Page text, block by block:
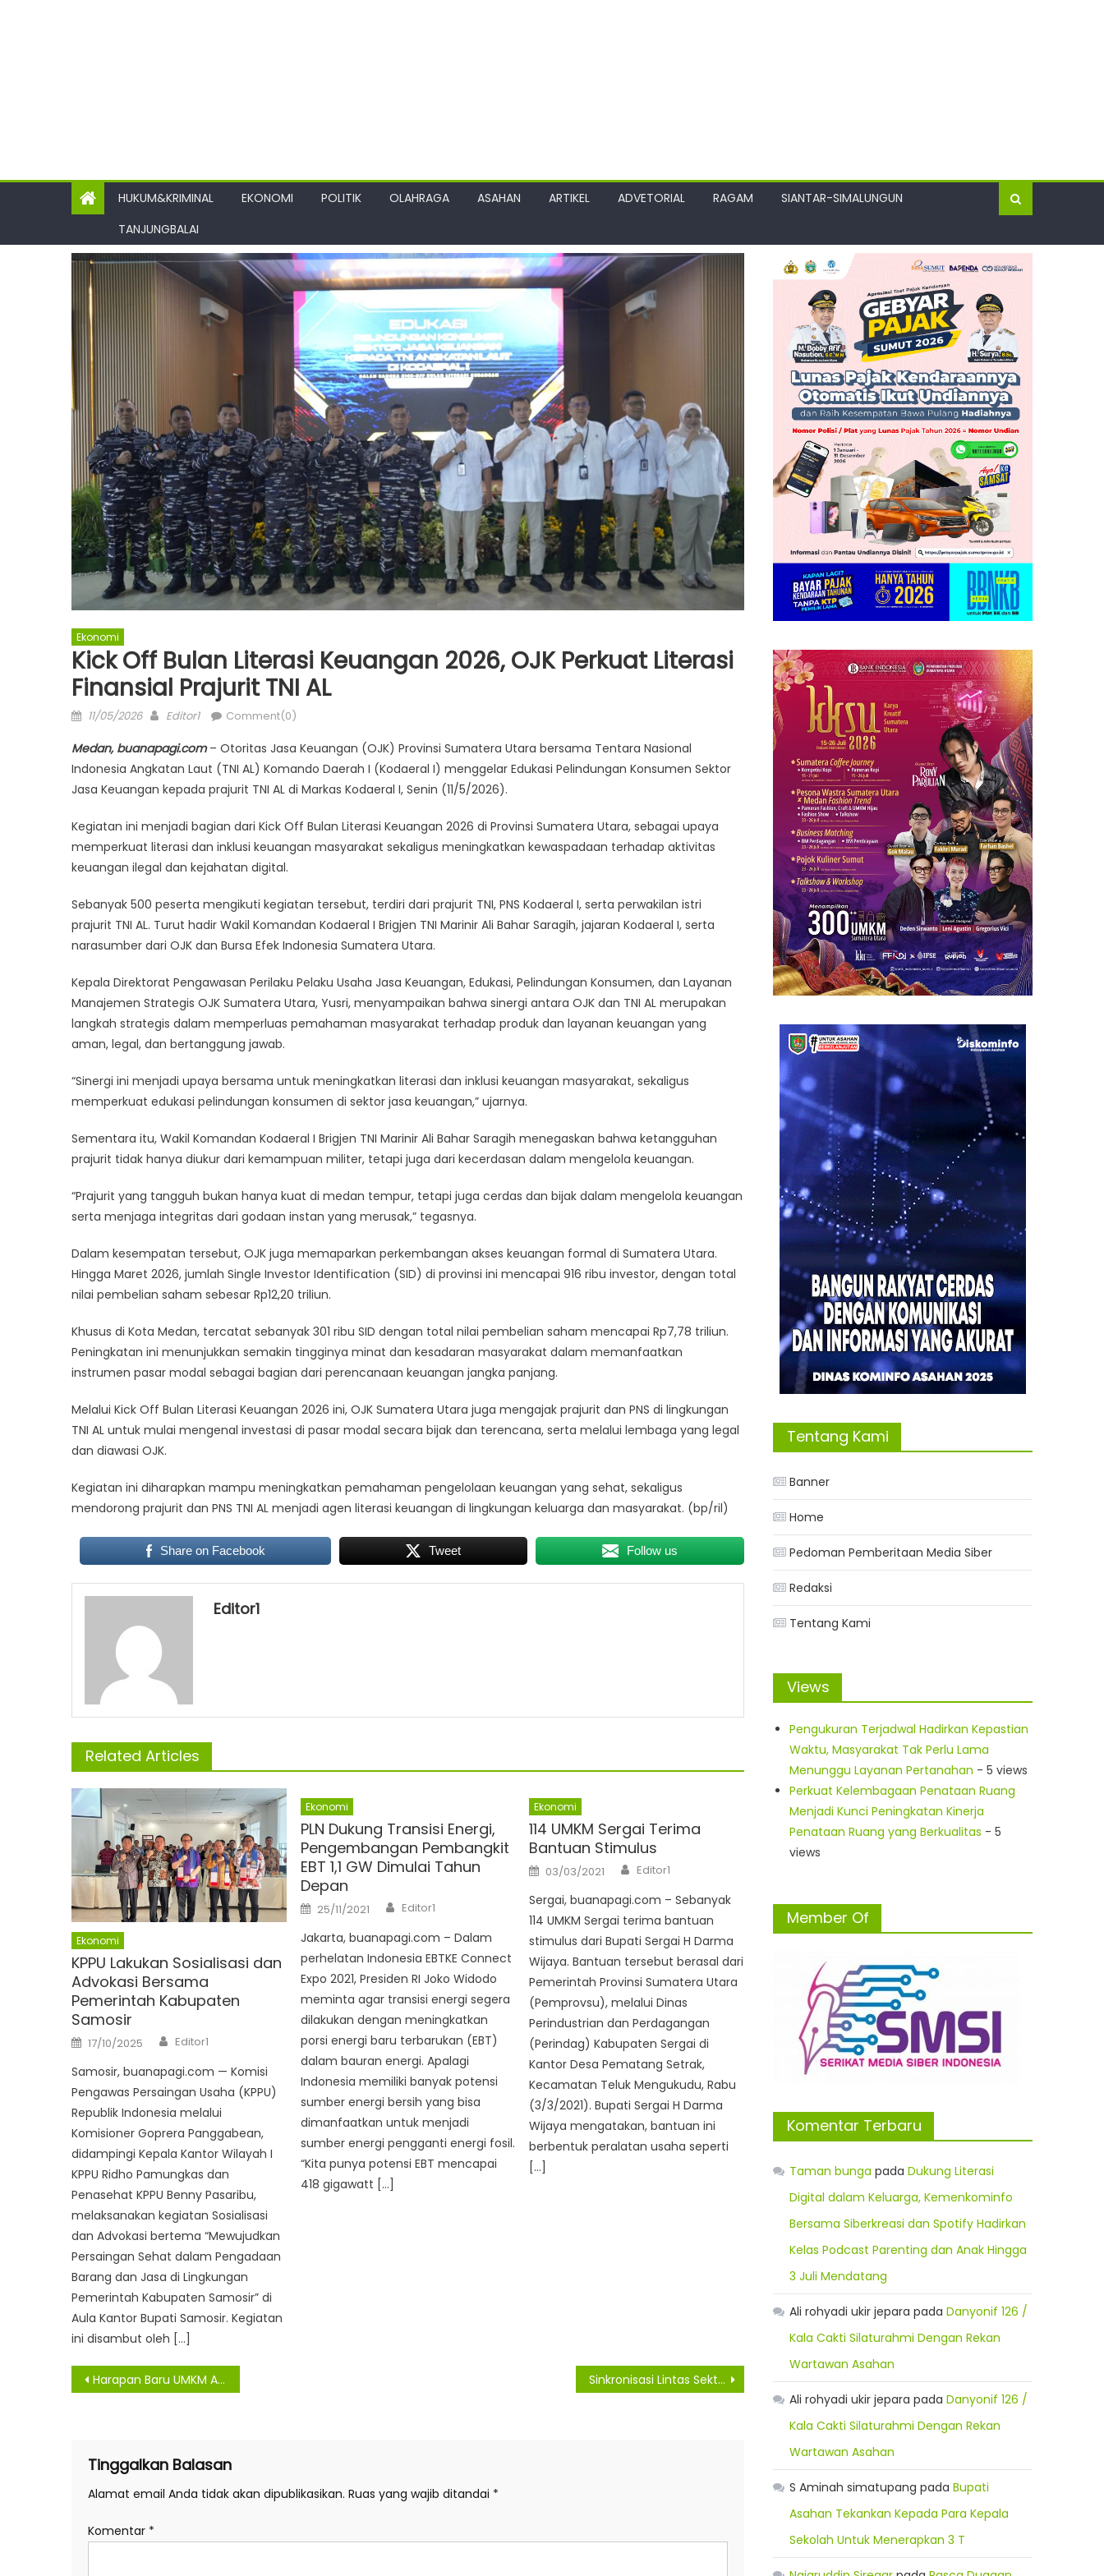
HUKUM&KRIMINAL EKONOMI POLITIK OLAHRAGA ASAHAN ARTIKEL ADVETORIAL RAGAM
SIANTAR-SIMALUNGUN
TANJUNGBALAI
Ekonomi
Kick Off Bulan Literasi Keuangan 2026, OJK Perkuat Literasi
Finansial Prajurit TNI AL
Posted
11/05/2026 Author
Editor1 Comment(0)
Medan, buanapagi.com– Otoritas Jasa Keuangan (OJK) Provinsi Sumatera Utara bersama Tentara Nasional
Indonesia Angkatan Laut (TNI AL) Komando Daerah I (Kodaeral I) menggelar Edukasi Pelindungan Konsumen Sektor
Jasa Keuangan kepada prajurit TNI AL di Markas Kodaeral I, Senin (11/5/2026).
Kegiatan ini menjadi bagian dari Kick Off Bulan Literasi Keuangan 2026 di Provinsi Sumatera Utara, sebagai upaya
memperkuat literasi dan inklusi keuangan masyarakat sekaligus meningkatkan kewaspadaan terhadap aktivitas
keuangan ilegal dan kejahatan digital.
Sebanyak 500 peserta mengikuti kegiatan tersebut, terdiri dari prajurit TNI, PNS Kodaeral I, serta perwakilan istri
prajurit TNI AL. Turut hadir Wakil Komandan Kodaeral I Brigjen TNI Marinir Ali Bahar Saragih, jajaran Kodaeral I, serta
narasumber dari OJK dan Bursa Efek Indonesia Sumatera Utara.
Kepala Direktorat Pengawasan Perilaku Pelaku Usaha Jasa Keuangan, Edukasi, Pelindungan Konsumen, dan Layanan
Manajemen Strategis OJK Sumatera Utara, Yusri, menyampaikan bahwa sinergi antara OJK dan TNI AL merupakan
langkah strategis dalam memperluas pemahaman masyarakat terhadap produk dan layanan keuangan yang
aman, legal, dan bertanggung jawab.
“Sinergi ini menjadi upaya bersama untuk meningkatkan literasi dan inklusi keuangan masyarakat, sekaligus
memperkuat edukasi pelindungan konsumen di sektor jasa keuangan,” ujarnya.
Sementara itu, Wakil Komandan Kodaeral I Brigjen TNI Marinir Ali Bahar Saragih menegaskan bahwa ketangguhan
prajurit tidak hanya diukur dari kemampuan militer, tetapi juga dari kecerdasan dalam mengelola keuangan.
“Prajurit yang tangguh bukan hanya kuat di medan tempur, tetapi juga cerdas dan bijak dalam mengelola keuangan
serta menjaga integritas dari godaan instan yang merusak,” tegasnya.
Dalam kesempatan tersebut, OJK juga memaparkan perkembangan akses keuangan formal di Sumatera Utara.
Hingga Maret 2026, jumlah Single Investor Identification (SID) di provinsi ini mencapai 916 ribu investor, dengan total
nilai pembelian saham sebesar Rp12,20 triliun.
Khusus di Kota Medan, tercatat sebanyak 301 ribu SID dengan total nilai pembelian saham mencapai Rp7,78 triliun.
Peningkatan ini menunjukkan semakin tingginya minat dan kesadaran masyarakat dalam memanfaatkan
instrumen pasar modal sebagai bagian dari perencanaan keuangan jangka panjang.
Melalui Kick Off Bulan Literasi Keuangan 2026 ini, OJK Sumatera Utara juga mengajak prajurit dan PNS di lingkungan
TNI AL untuk mulai mengenal investasi di pasar modal secara bijak dan terencana, serta melalui lembaga yang legal
dan diawasi OJK.
Kegiatan ini diharapkan mampu meningkatkan pemahaman pengelolaan keuangan yang sehat, sekaligus
mendorong prajurit dan PNS TNI AL menjadi agen literasi keuangan di lingkungan keluarga dan masyarakat. (bp/ril)
Share on Facebook Tweet Follow us
Editor1
Related Articles
Ekonomi
KPPU Lakukan Sosialisasi dan
Advokasi Bersama
Pemerintah Kabupaten
Samosir
Posted
on
17/10/2025 Author
Editor1
Samosir, buanapagi.com — Komisi
Pengawas Persaingan Usaha (KPPU)
Republik Indonesia melalui
Komisioner Goprera Panggabean,
didampingi Kepala Kantor Wilayah I
KPPU Ridho Pamungkas dan
Penasehat KPPU Benny Pasaribu,
melaksanakan kegiatan Sosialisasi
dan Advokasi bertema “Mewujudkan
Persaingan Sehat dalam Pengadaan
Barang dan Jasa di Lingkungan
Pemerintah Kabupaten Samosir” di
Aula Kantor Bupati Samosir. Kegiatan
ini disambut oleh […]
Ekonomi
PLN Dukung Transisi Energi,
Pengembangan Pembangkit
EBT 1,1 GW Dimulai Tahun
Depan
Posted
on
25/11/2021 Author
Editor1
Jakarta, buanapagi.com – Dalam
perhelatan Indonesia EBTKE Connect
Expo 2021, Presiden RI Joko Widodo
meminta agar transisi energi segera
dilakukan dengan meningkatkan
porsi energi baru terbarukan (EBT)
dalam bauran energi. Apalagi
Indonesia memiliki banyak potensi
sumber energi bersih yang bisa
dimanfaatkan untuk menjadi
sumber energi pengganti energi fosil.
“Kita punya potensi EBT mencapai
418 gigawatt […]
Ekonomi
114 UMKM Sergai Terima
Bantuan Stimulus
Posted
on
03/03/2021 Author
Editor1
Sergai, buanapagi.com – Sebanyak
114 UMKM Sergai terima bantuan
stimulus dari Bupati Sergai H Darma
Wijaya. Bantuan tersebut berasal dari
Pemerintah Provinsi Sumatera Utara
(Pemprovsu), melalui Dinas
Perindustrian dan Perdagangan
(Perindag) Kabupaten Sergai di
Kantor Desa Pematang Setrak,
Kecamatan Teluk Mengukudu, Rabu
(3/3/2021). Bupati Sergai H Darma
Wijaya mengatakan, bantuan ini
berbentuk peralatan usaha seperti
[…]
Navigasi
Harapan Baru UMKM Asahan, Gerai Terpadu Siap Hadir di Jalur Strategis Kisaran Sinkronisasi Lintas Sektor, PPTR Dorong Insentif untuk Kendalikan Alih Fungsi Lahan Sawah
Tinggalkan Balasan
Alamat email Anda tidak akan dipublikasikan. Ruas yang wajib ditandai *
Komentar *
Tentang Kami
Banner
Home
Pedoman Pemberitaan Media Siber
Redaksi
Tentang Kami
Views
Pengukuran Terjadwal Hadirkan Kepastian
Waktu, Masyarakat Tak Perlu Lama
Menunggu Layanan Pertanahan - 5 views
Perkuat Kelembagaan Penataan Ruang
Menjadi Kunci Peningkatan Kinerja
Penataan Ruang yang Berkualitas - 5
views
Member Of
Komentar Terbaru
Taman bunga padaDukung Literasi
Digital dalam Keluarga, Kemenkominfo
Bersama Siberkreasi dan Spotify Hadirkan
Kelas Podcast Parenting dan Anak Hingga
3 Juli Mendatang
Ali rohyadi ukir jepara padaDanyonif 126 /
Kala Cakti Silaturahmi Dengan Rekan
Wartawan Asahan
Ali rohyadi ukir jepara padaDanyonif 126 /
Kala Cakti Silaturahmi Dengan Rekan
Wartawan Asahan
S Aminah simatupang padaBupati
Asahan Tekankan Kepada Para Kepala
Sekolah Untuk Menerapkan 3 T